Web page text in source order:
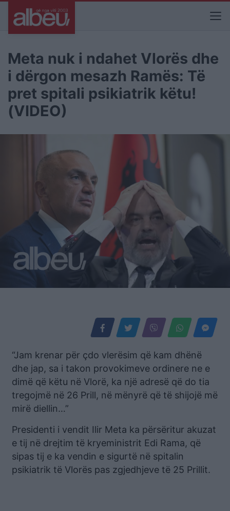
Meta nuk i ndahet Vlorës dhe
i dërgon mesazh Ramës: Të
pret spitali psikiatrik këtu!
(VIDEO)
“Jam krenar për çdo vlerësim që kam dhënë
dhe jap, sa i takon provokimeve ordinere ne e
dimë që këtu në Vlorë, ka një adresë që do tia
tregojmë në 26 Prill, në mënyrë që të shijojë më
mirë diellin…”
Presidenti i vendit Ilir Meta ka përsëritur akuzat
e tij në drejtim të kryeministrit Edi Rama, që
sipas tij e ka vendin e sigurtë në spitalin
psikiatrik të Vlorës pas zgjedhjeve të 25 Prillit.